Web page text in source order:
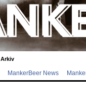
Arkiv
MankerBeer News